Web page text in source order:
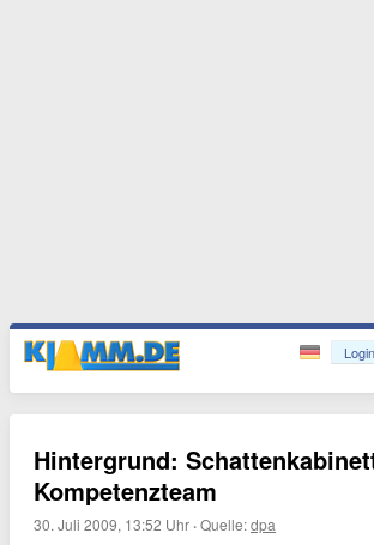
Login
Hintergrund:
Kompetenzteam
30. Juli 2009, 13:52 Uhr ·Quelle:dpa